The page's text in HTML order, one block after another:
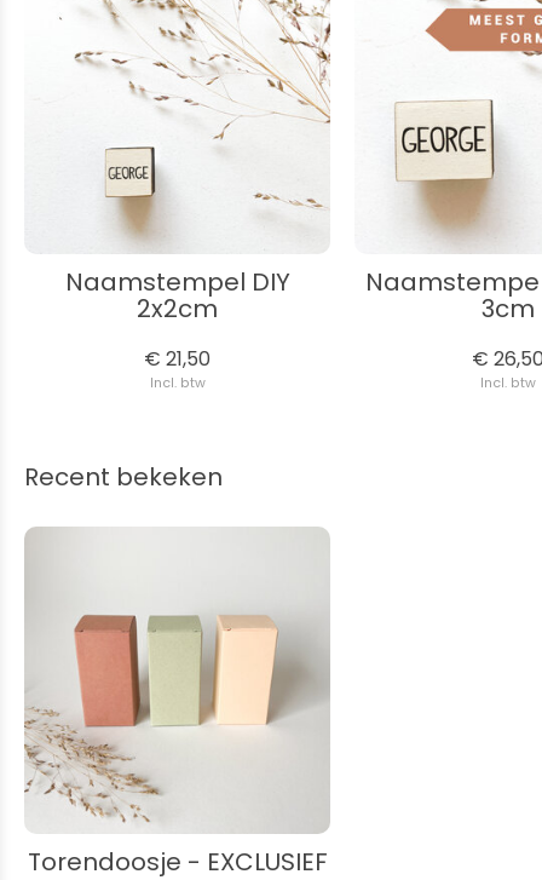
Naamstempel DIY
2x2cm
€ 21,50
Incl. btw
Naamstempel
3cm
€
Incl. btw
Recent bekeken
Torendoosje - EXCLUSIEF